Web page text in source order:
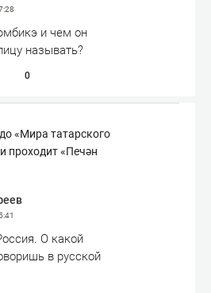
и чем он
называть?
0
«Мира татарского
проходит «Печән
О какой
в русской